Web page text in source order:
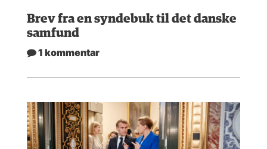
Brev fra en syndebuk til det danske
samfund
1 kommentar